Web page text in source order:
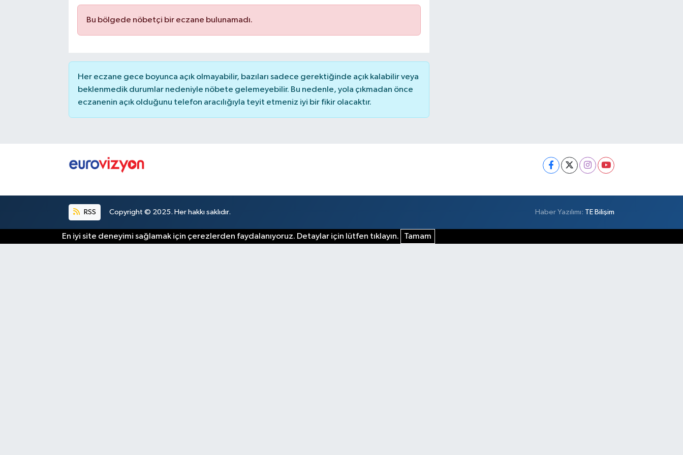
Bu bölgede nöbetçi bir eczane bulunamadı.
Her eczane gece boyunca açık olmayabilir, bazıları sadece gerektiğinde açık kalabilir veya
beklenmedik durumlar nedeniyle nöbete gelemeyebilir. Bu nedenle, yola çıkmadan önce
eczanenin açık olduğunu telefon aracılığıyla teyit etmeniz iyi bir fikir olacaktır.
RSS Copyright © 2025. Her hakkı saklıdır. Haber Yazılımı: TE Bilişim
En iyi site deneyimi sağlamak için çerezlerden faydalanıyoruz. Detaylar için lütfen tıklayın. Tamam